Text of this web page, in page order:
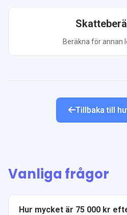
Beräkna för annan
Tillbaka till
Vanliga frågor
Hur mycket är 75 000 kr